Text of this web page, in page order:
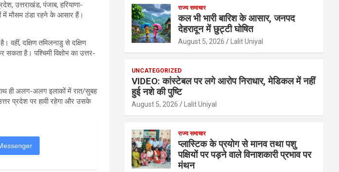
उत्तराखंड, पंजाब, हरियाणा-
में मौसम ठंडा रहने के आसार हैं।
वहीं, दक्षिण तमिलनाडु से दक्षिण
है। पश्चिमी विक्षोभ का उत्तर-
साथ ही अलग-अलग इलाकों में रात/सुबह
प्रदेश पर हावी रहेगा और उसके
राज्य समाचार
कल भी भारी बारिश के आसार, जनपद
देहरादून में छुट्टी घोषित
August 5, 2026 Lalit Uniyal
UNCATEGORIZED
VIDEO: कांस्टेबल पर लगे आरोप निराधार, मेडिकल में नहीं
हुई नशे की पुष्टि
August 5, 2026 Lalit Uniyal
राज्य समाचार
प्लास्टिक के प्रयोग से मानव तथा पशु
पक्षियों पर पड़ने वाले विनाशकारी प्रभाव पर
मंथन